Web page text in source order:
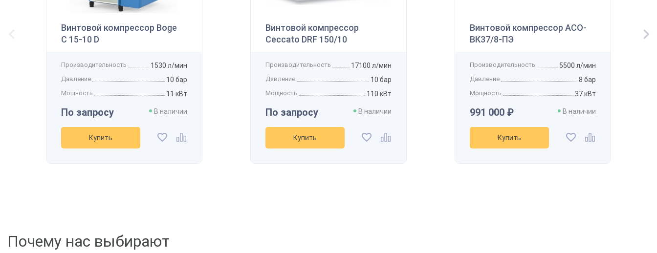
Винтовой компрессор Boge
C 15-10 D
Производительность 1530 л/мин
Давление 10 бар
Мощность 11 кВт
По запросу В наличии
Купить
Винтовой компрессор
Ceccato DRF 150/10
Производительность 17100 л/мин
Давление 10 бар
Мощность 110 кВт
По запросу В наличии
Купить
Винтовой компрессор АСО-
ВК37/8-ПЭ
Производительность 5500 л/мин
Давление 8 бар
Мощность 37 кВт
991 000 ₽ В наличии
Купить
Почему нас выбирают
Рассчитать стоимость доставки